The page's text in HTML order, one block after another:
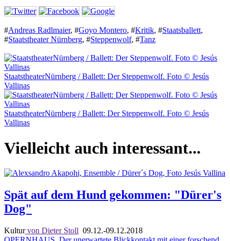
#Andreas Radlmaier, #Goyo Montero, #Kritik, #Staatsballett,
#Staatstheater Nürnberg, #Steppenwolf, #Tanz
StaatstheaterNürnberg / Ballett: Der Steppenwolf. Foto © Jesús
Vallinas
StaatstheaterNürnberg / Ballett: Der Steppenwolf. Foto © Jesús
Vallinas
Vielleicht auch interessant...
Spät auf dem Hund gekommen: "Dürer's
Dog"
Kulturvon Dieter Stoll 09.12.-09.12.2018